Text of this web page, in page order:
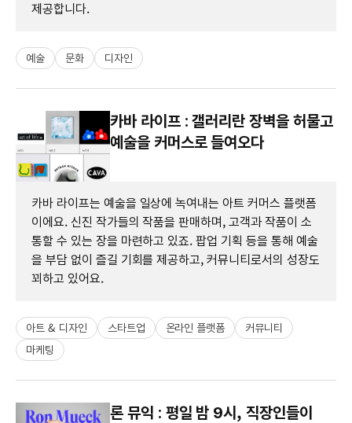
제공합니다.
예술 문화 디자인
카바 라이프 : 갤러리란 장벽을 허물고
예술을 커머스로 들여오다
카바 라이프는 예술을 일상에 녹여내는 아트 커머스 플랫폼
이에요. 신진 작가들의 작품을 판매하며, 고객과 작품이 소
통할 수 있는 장을 마련하고 있죠. 팝업 기획 등을 통해 예술
을 부담 없이 즐길 기회를 제공하고, 커뮤니티로서의 성장도
꾀하고 있어요.
아트 & 디자인 스타트업 온라인 플랫폼
커뮤니티
마케팅
론 뮤익 : 평일 밤 9시, 직장인들이